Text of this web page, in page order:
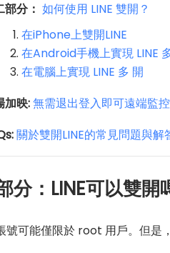
部分： 如何使用 LINE 雙開？
在iPhone上雙開LINE
在Android手機上實現 LINE
在電腦上實現 LINE 多 開
加映:無需退出登入即可遠端監
關於雙開LINE的常見問題與解
分：LINE可以雙開
號可能僅限於 root 用戶。但是